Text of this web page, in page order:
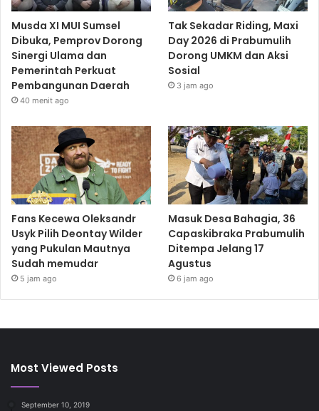
Musda XI MUI Sumsel
Dibuka, Pemprov Dorong
Sinergi Ulama dan
Pemerintah Perkuat
Pembangunan Daerah
40 menit ago
Tak Sekadar Riding, Maxi
Day 2026 di Prabumulih
Dorong UMKM dan Aksi
Sosial
3 jam ago
Fans Kecewa Oleksandr
Usyk Pilih Deontay Wilder
yang Pukulan Mautnya
Sudah memudar
5 jam ago
Masuk Desa Bahagia, 36
Capaskibraka Prabumulih
Ditempa Jelang 17
Agustus
6 jam ago
Most Viewed Posts
September 10, 2019